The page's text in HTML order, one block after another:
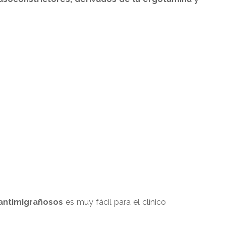
es muy fácil para el clínico